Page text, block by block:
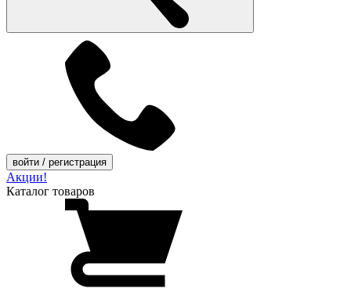
войти / регистрация
Акции!
Каталог товаров